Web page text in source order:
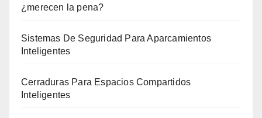
¿merecen la pena?
Sistemas De Seguridad Para Aparcamientos
Inteligentes
Cerraduras Para Espacios Compartidos
Inteligentes